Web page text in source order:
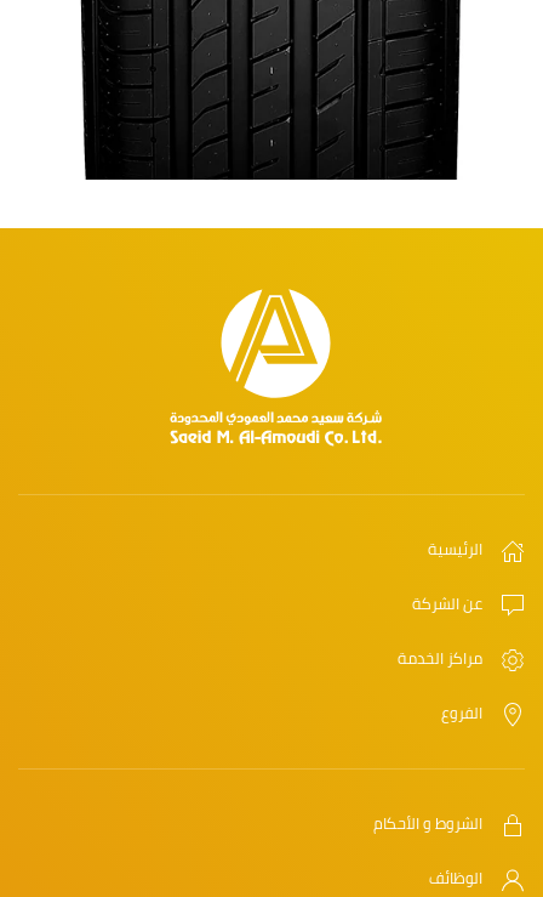
الرئيسية
عن الشركة
مراكز الخدمة
الفروع
الشروط و الأحكام
الوظائف